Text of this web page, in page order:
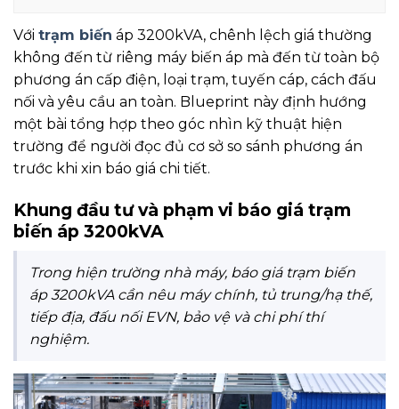
Với trạm biến áp 3200kVA, chênh lệch giá thường
không đến từ riêng máy biến áp mà đến từ toàn bộ
phương án cấp điện, loại trạm, tuyến cáp, cách đấu
nối và yêu cầu an toàn. Blueprint này định hướng
một bài tổng hợp theo góc nhìn kỹ thuật hiện
trường để người đọc đủ cơ sở so sánh phương án
trước khi xin báo giá chi tiết.
Khung đầu tư và phạm vi báo giá trạm
biến áp 3200kVA
Trong hiện trường nhà máy, báo giá trạm biến
áp 3200kVA cần nêu máy chính, tủ trung/hạ thế,
tiếp địa, đấu nối EVN, bảo vệ và chi phí thí
nghiệm.